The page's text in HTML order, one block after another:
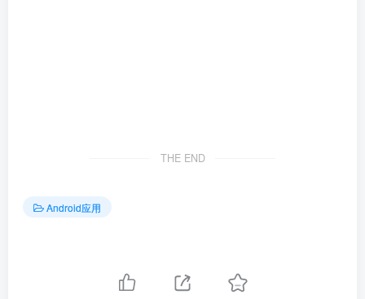
THE END
Android应用